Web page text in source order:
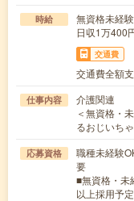
時給
無資格未経
日収1万400
交通費
交通費全額
仕事内容
介護関連
＜無資格・
るおじいち
応募資格
職種未経験
要
■無資格・未
以上採用予